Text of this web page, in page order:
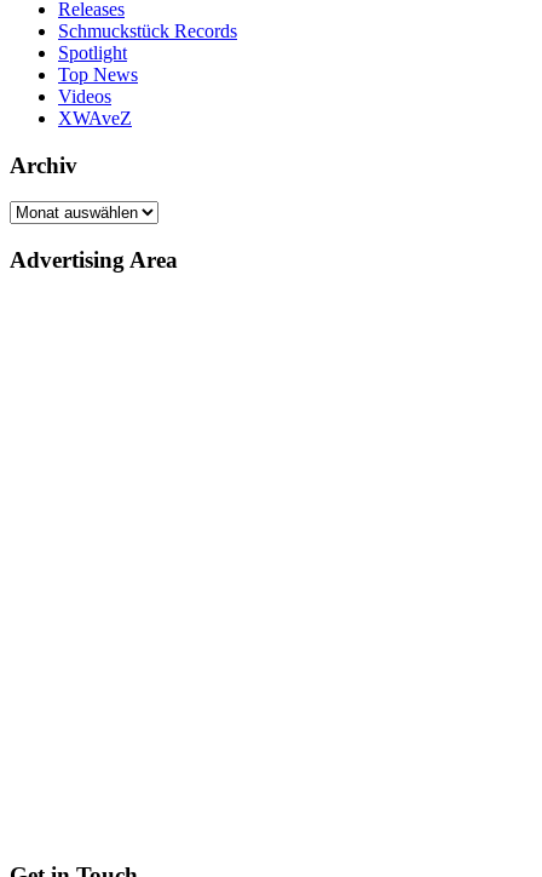
Releases
Schmuckstück Records
Spotlight
Top News
Videos
XWAveZ
Archiv
Archiv
Advertising Area